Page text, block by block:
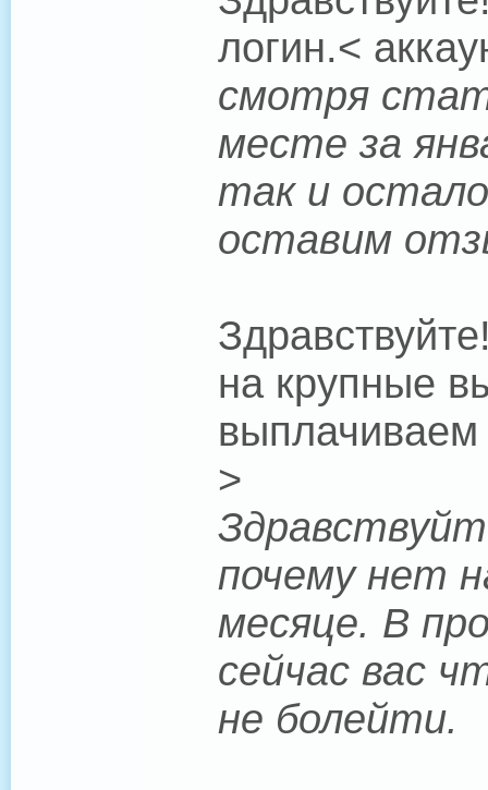
логин.<
смотря
месте за
так и
оставим
на крупные
>
почему нет
месяце. В
сейчас вас
не болейти.